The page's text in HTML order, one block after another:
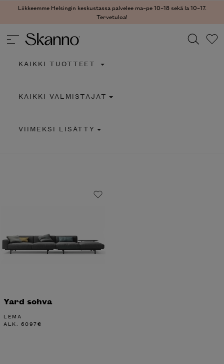
Liikkeemme Helsingin keskustassa palvelee ma–pe 10–18 sekä la 10–17.
Tervetuloa!
Type 2 or more characters for results.
KAIKKI TUOTTEET
KAIKKI VALMISTAJAT
VIIMEKSI LISÄTTY
Yard sohva
LEMA
ALK. 6097€